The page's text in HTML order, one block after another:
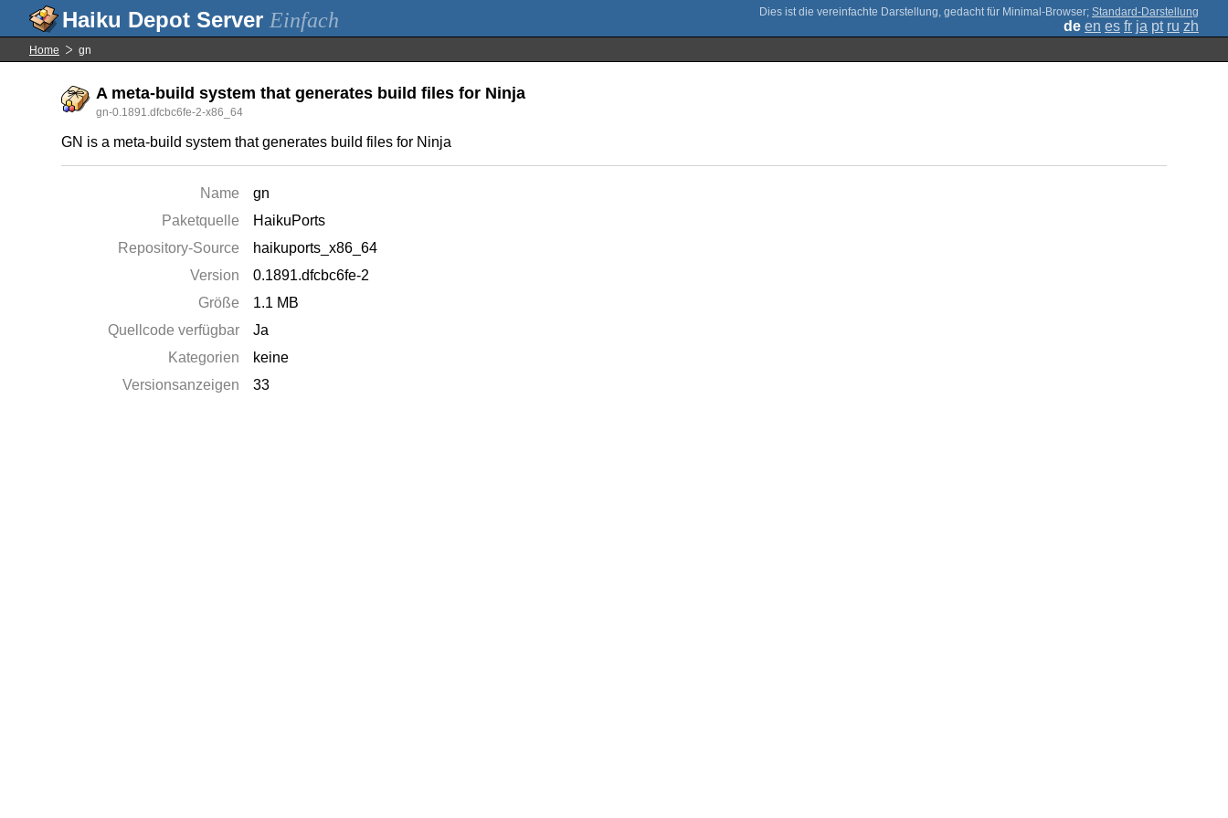
Einfach ; Standard-Darstellung
de en es fr ja pt ru zh
Home gn
A meta-build system that generates build files for Ninja
gn-0.1891.dfcbc6fe-2-x86_64
GN is a meta-build system that generates build files for Ninja
Name
gn
Paketquelle
HaikuPorts
Repository-Source
haikuports_x86_64
Version
0.1891.dfcbc6fe-2
Größe
1.1 MB
Quellcode verfügbar
Ja
Kategorien
keine
Versionsanzeigen
33